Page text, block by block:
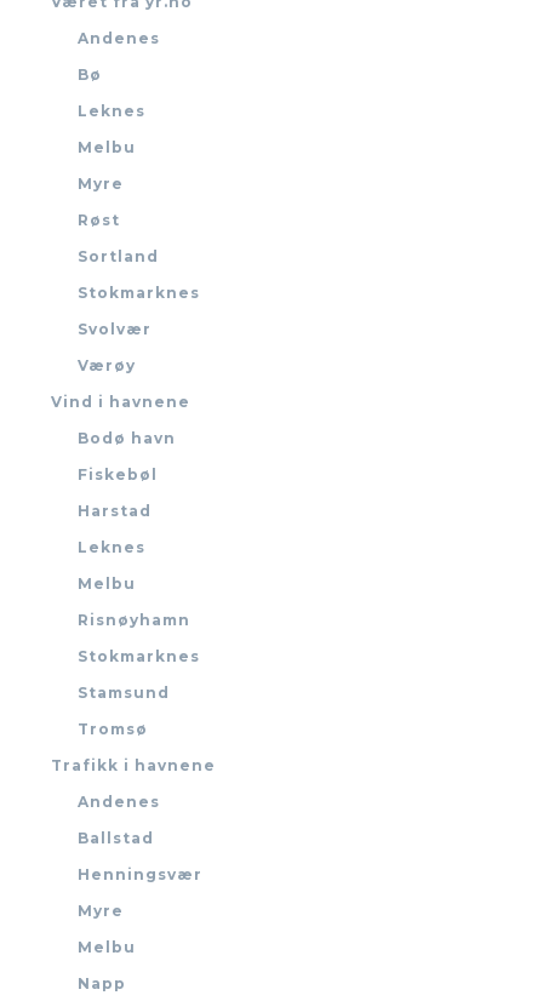
Andenes
Bø
Leknes
Melbu
Myre
Røst
Sortland
Stokmarknes
Svolvær
Værøy
Vind i havnene
Bodø havn
Fiskebøl
Harstad
Leknes
Melbu
Risnøyhamn
Stokmarknes
Stamsund
Tromsø
Trafikk i havnene
Andenes
Ballstad
Henningsvær
Myre
Melbu
Napp